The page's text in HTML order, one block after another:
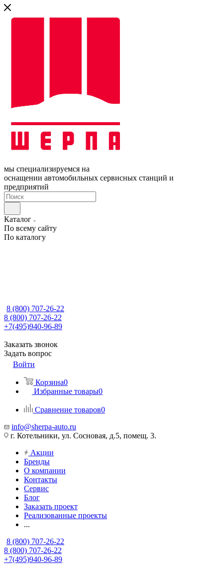
мы специализируемся на
оснащении автомобильных сервисных станций и
предприятий
Каталог
По всему сайту
По каталогу
8 (800) 707-26-22
8 (800) 707-26-22
+7(495)940-96-89
Заказать звонок
Задать вопрос
Войти
Корзина0
Избранные товары0
Сравнение товаров0
info@sherpa-auto.ru
г. Котельники, ул. Сосновая, д.5, помещ. 3.
Акции
Бренды
О компании
Контакты
Сервис
Блог
Заказать проект
Реализованные проекты
...
8 (800) 707-26-22
8 (800) 707-26-22
+7(495)940-96-89